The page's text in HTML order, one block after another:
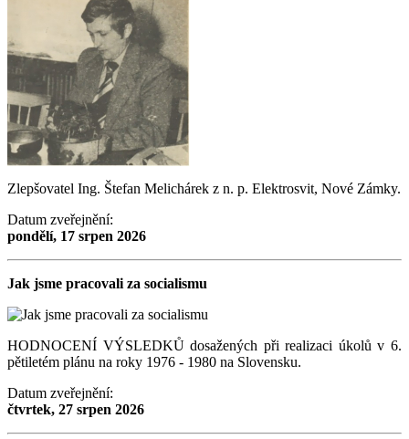
Zlepšovatel Ing. Štefan Melichárek z n. p. Elektrosvit, Nové Zámky.
Datum zveřejnění:
pondělí, 17 srpen 2026
Jak jsme pracovali za socialismu
HODNOCENÍ VÝSLEDKŮ dosažených při realizaci úkolů v 6.
pětiletém plánu na roky 1976 - 1980 na Slovensku.
Datum zveřejnění:
čtvrtek, 27 srpen 2026